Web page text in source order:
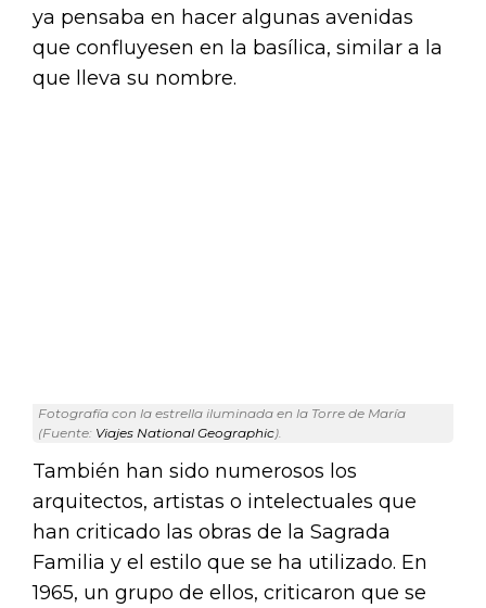
ya pensaba en hacer algunas avenidas
que confluyesen en la basílica, similar a la
que lleva su nombre.
Fotografía con la estrella iluminada en la Torre de María
(Fuente: Viajes National Geographic).
También han sido numerosos los
arquitectos, artistas o intelectuales que
han criticado las obras de la Sagrada
Familia y el estilo que se ha utilizado. En
1965, un grupo de ellos, criticaron que se